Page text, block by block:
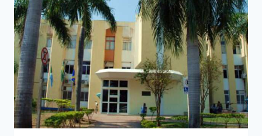
COMÉRCIOS
SÓ
PODEM
FUNCIONAR
EM
SISTEMA
DELIVERY